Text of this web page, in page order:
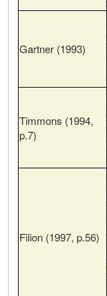
Gartner (1993)
Timmons (1994,
p.7)
Filion (1997, p.56)